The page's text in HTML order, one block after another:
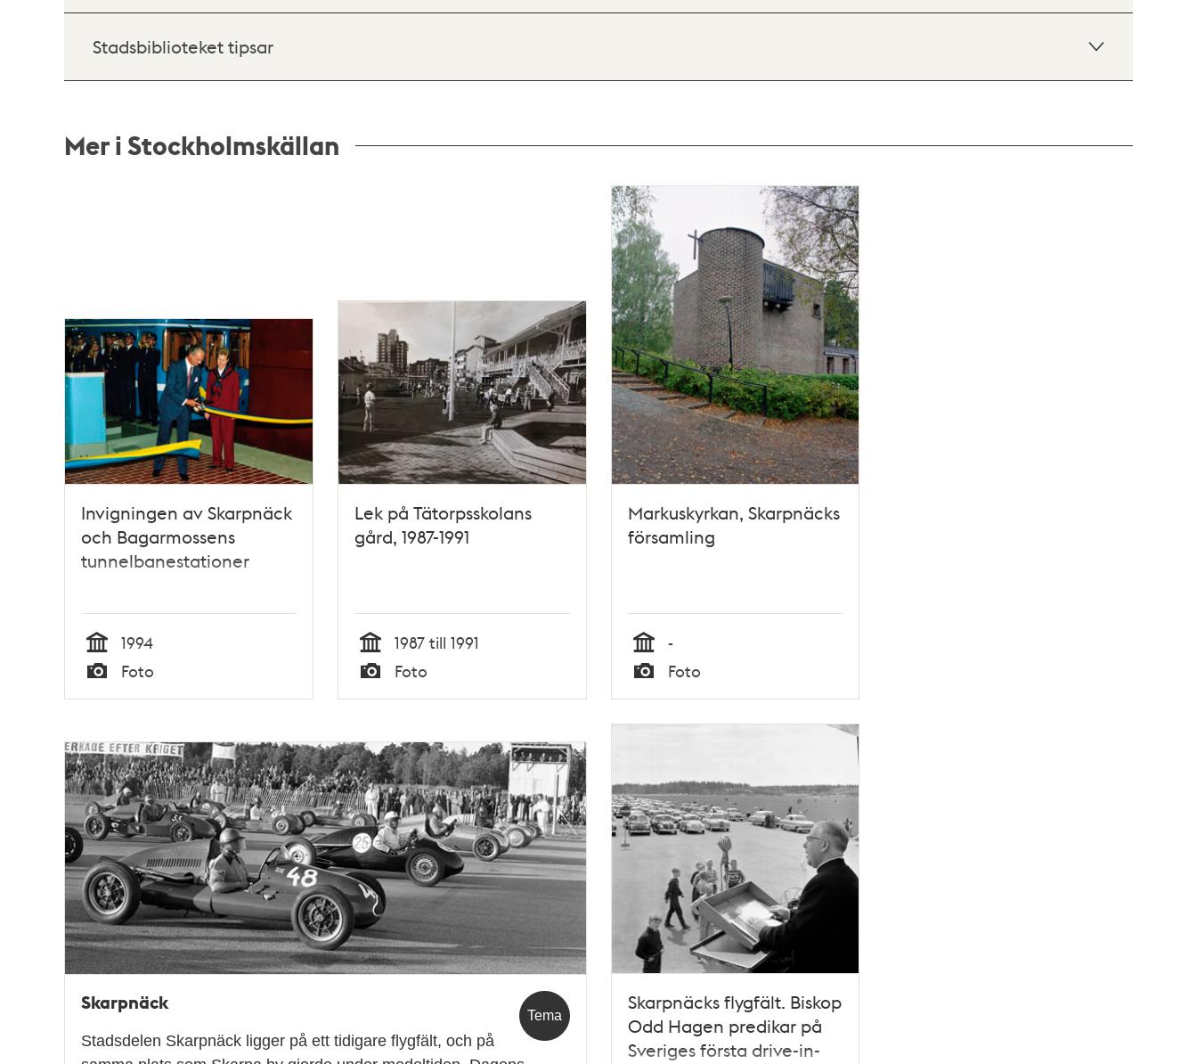
Stadsbiblioteket tipsar
Mer i Stockholmskällan
Invigningen av Skarpnäck
och Bagarmossens
tunnelbanestationer
Tid
1994
Typ
Foto
Lek på Tätorpsskolans
gård, 1987-1991
Tid
1987 till 1991
Typ
Foto
Markuskyrkan, Skarpnäcks
församling
Tid
-
Typ
Foto
Tema
Skarpnäck
Stadsdelen Skarpnäck ligger på ett tidigare flygfält, och på
Skarpnäcks flygfält. Biskop
Odd Hagen predikar på
Sveriges första drive-in-